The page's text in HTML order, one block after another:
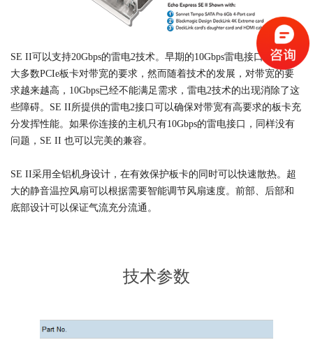
SE II可以支持20Gbps的雷电2技术。早期的10Gbps雷电接口可以满足
大多数PCIe板卡对带宽的要求，然而随着技术的发展，对带宽的要
求越来越高，10Gbps已经不能满足需求，雷电2技术的出现消除了这
些障碍。SE II所提供的雷电2接口可以确保对带宽有高要求的板卡充
分发挥性能。如果你连接的主机只有10Gbps的雷电接口，同样没有
问题，SE II 也可以完美的兼容。
SE II采用全铝机身设计，在有效保护板卡的同时可以快速散热。超
大的静音温控风扇可以根据需要智能调节风扇速度。前部、后部和
底部设计可以保证气流充分流通。
技术参数